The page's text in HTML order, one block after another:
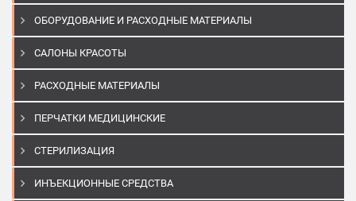
ОБОРУДОВАНИЕ И РАСХОДНЫЕ МАТЕРИАЛЫ
САЛОНЫ КРАСОТЫ
РАСХОДНЫЕ МАТЕРИАЛЫ
ПЕРЧАТКИ МЕДИЦИНСКИЕ
СТЕРИЛИЗАЦИЯ
ИНЪЕКЦИОННЫЕ СРЕДСТВА